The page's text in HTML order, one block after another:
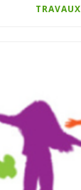
TRAVAUX